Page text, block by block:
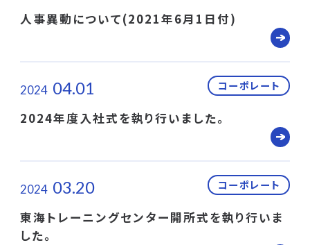
人事異動について(2021年6月1日付)
2024 04.01 コーポレート
2024年度入社式を執り行いました。
2024 03.20 コーポレート
東海トレーニングセンター開所式を執り行いま
した。